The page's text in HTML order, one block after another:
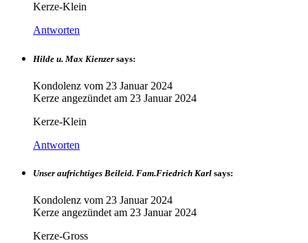
Kerze-Klein
Antworten
Hilde u. Max Kienzer says:
Kondolenz vom 23 Januar 2024
Kerze angezündet am 23 Januar 2024
Kerze-Klein
Antworten
Unser aufrichtiges Beileid. Fam.Friedrich Karl says:
Kondolenz vom 23 Januar 2024
Kerze angezündet am 23 Januar 2024
Kerze-Gross